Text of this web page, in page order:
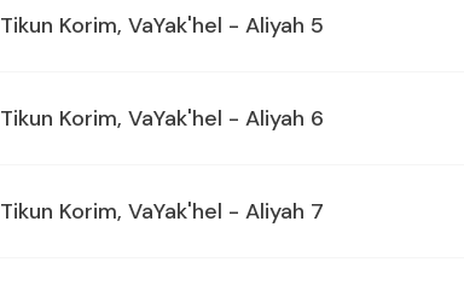
Tikun Korim, VaYak'hel - Aliyah 5
Tikun Korim, VaYak'hel - Aliyah 6
Tikun Korim, VaYak'hel - Aliyah 7